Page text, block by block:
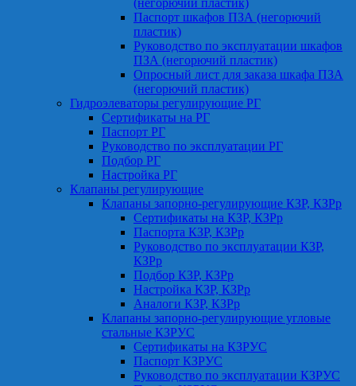
(негорючий пластик)
Паспорт шкафов ПЗА (негорючий
пластик)
Руководство по эксплуатации шкафов
ПЗА (негорючий пластик)
Опросный лист для заказа шкафа ПЗА
(негорючий пластик)
Гидроэлеваторы регулирующие РГ
Сертификаты на РГ
Паспорт РГ
Руководство по эксплуатации РГ
Подбор РГ
Настройка РГ
Клапаны регулирующие
Клапаны запорно-регулирующие КЗР, КЗРр
Сертификаты на КЗР, КЗРр
Паспорта КЗР, КЗРр
Руководство по эксплуатации КЗР,
КЗРр
Подбор КЗР, КЗРр
Настройка КЗР, КЗРр
Аналоги КЗР, КЗРр
Клапаны запорно-регулирующие угловые
стальные КЗРУС
Сертификаты на КЗРУС
Паспорт КЗРУС
Руководство по эксплуатации КЗРУС